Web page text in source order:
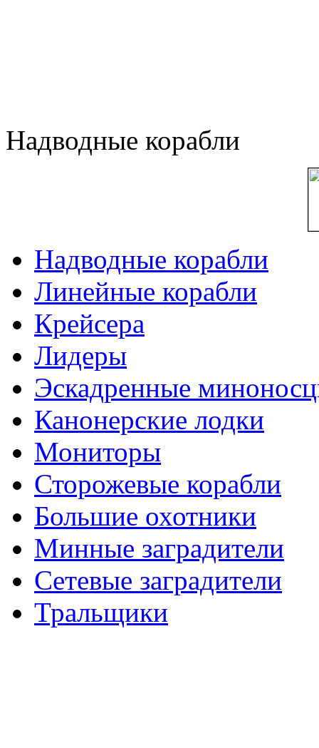
Надводные корабли
Надводные корабли
Линейные корабли
Крейсера
Лидеры
Эскадренные
Канонерские лодки
Мониторы
Сторожевые корабли
Большие охотники
Минные заградители
Сетевые заградители
Тральщики